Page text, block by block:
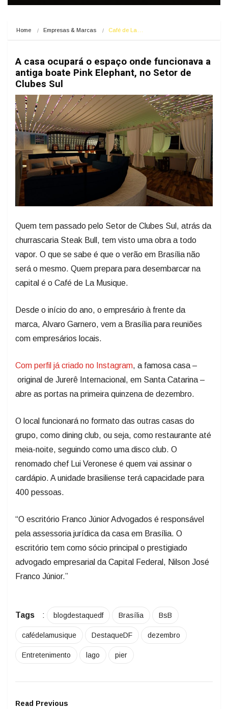
Home Empresas & Marcas Café de La…
A casa ocupará o espaço onde funcionava a
antiga boate Pink Elephant, no Setor de
Clubes Sul
Quem tem passado pelo Setor de Clubes Sul, atrás da
churrascaria Steak Bull, tem visto uma obra a todo
vapor. O que se sabe é que o verão em Brasília não
será o mesmo. Quem prepara para desembarcar na
capital é o Café de La Musique.
Desde o início do ano, o empresário à frente da
marca, Alvaro Garnero, vem a Brasília para reuniões
com empresários locais.
Com perfil já criado no Instagram, a famosa casa –
original de Jurerê Internacional, em Santa Catarina –
abre as portas na primeira quinzena de dezembro.
O local funcionará no formato das outras casas do
grupo, como dining club, ou seja, como restaurante até
meia-noite, seguindo como uma disco club. O
renomado chef Lui Veronese é quem vai assinar o
cardápio. A unidade brasiliense terá capacidade para
400 pessoas.
“O escritório Franco Júnior Advogados é responsável
pela assessoria jurídica da casa em Brasília. O
escritório tem como sócio principal o prestigiado
advogado empresarial da Capital Federal, Nilson José
Franco Júnior.”
Tags : blogdestaquedf Brasília BsB
cafédelamusique DestaqueDF dezembro
Entretenimento lago pier
Read Previous